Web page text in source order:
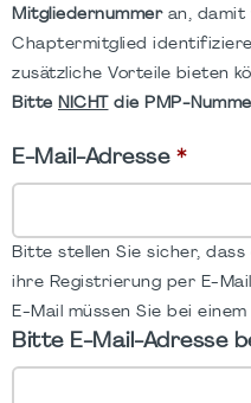
Mitgliedernummeran, damit
Chaptermitglied
zusätzliche Vorteile bieten
Bitte NICHT die PMP-
E-Mail-Adresse*
Bitte stellen Sie sicher,
ihre Registrierung per E-
E-Mail müssen Sie bei
Bitte E-Mail-Adresse